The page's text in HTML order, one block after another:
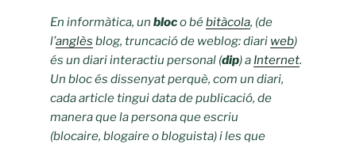
En informàtica, un bloco bébitàcola, (de
l’anglès blog, truncació de weblog: diari web)
és un diari interactiu personal (dip) a Internet.
Un bloc és dissenyat perquè, com un diari,
cada article tingui data de publicació, de
manera que la persona que escriu
(blocaire, blogaire o bloguista) i les que